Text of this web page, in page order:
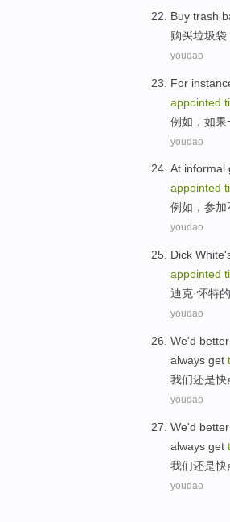
Buy trash
购买垃圾袋
youdao
For
appointed
例如 ， 如果
youdao
At informal
appointed
例如 ，参加
youdao
Dick White
appointed
迪克·怀特的
youdao
We'd
always get
我们还是快
youdao
We'd
always get
我们还是快
youdao